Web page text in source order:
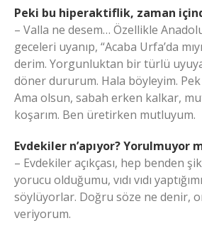
Peki bu hiperaktiflik, zaman
– Valla ne desem… Özellikle
geceleri uyanıp, “Acaba Urfa’da
derim. Yorgunluktan bir türlü
döner dururum. Hala böyleyim.
Ama olsun, sabah erken kalkar,
koşarım. Ben üretirken mutluyum.
Evdekiler n’apıyor? Yorulmuyor
– Evdekiler açıkçası, hep benden
yorucu olduğumu, vıdı vıdı
söylüyorlar. Doğru söze ne denir,
veriyorum.